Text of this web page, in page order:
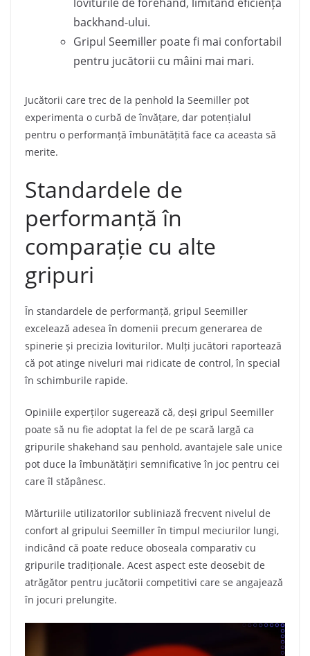
loviturile de forehand, limitând eficiența
backhand-ului.
Gripul Seemiller poate fi mai confortabil
pentru jucătorii cu mâini mai mari.
Jucătorii care trec de la penhold la Seemiller pot
experimenta o curbă de învățare, dar potențialul
pentru o performanță îmbunătățită face ca aceasta să
merite.
Standardele de
performanță în
comparație cu alte
gripuri
În standardele de performanță, gripul Seemiller
excelează adesea în domenii precum generarea de
spinerie și precizia loviturilor. Mulți jucători raportează
că pot atinge niveluri mai ridicate de control, în special
în schimburile rapide.
Opiniile experților sugerează că, deși gripul Seemiller
poate să nu fie adoptat la fel de pe scară largă ca
gripurile shakehand sau penhold, avantajele sale unice
pot duce la îmbunătățiri semnificative în joc pentru cei
care îl stăpânesc.
Mărturiile utilizatorilor subliniază frecvent nivelul de
confort al gripului Seemiller în timpul meciurilor lungi,
indicând că poate reduce oboseala comparativ cu
gripurile tradiționale. Acest aspect este deosebit de
atrăgător pentru jucătorii competitivi care se angajează
în jocuri prelungite.